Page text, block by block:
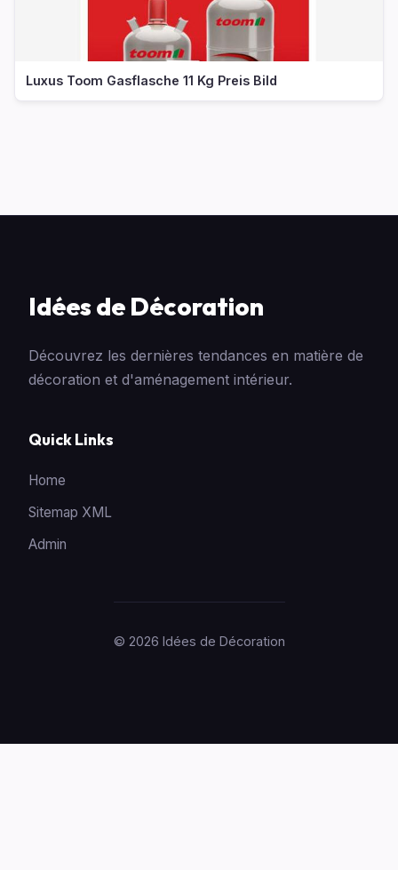
Luxus Toom Gasflasche 11 Kg Preis Bild
Idées de Décoration
Découvrez les dernières tendances en matière de
décoration et d'aménagement intérieur.
Quick Links
Home
Sitemap XML
Admin
© 2026 Idées de Décoration